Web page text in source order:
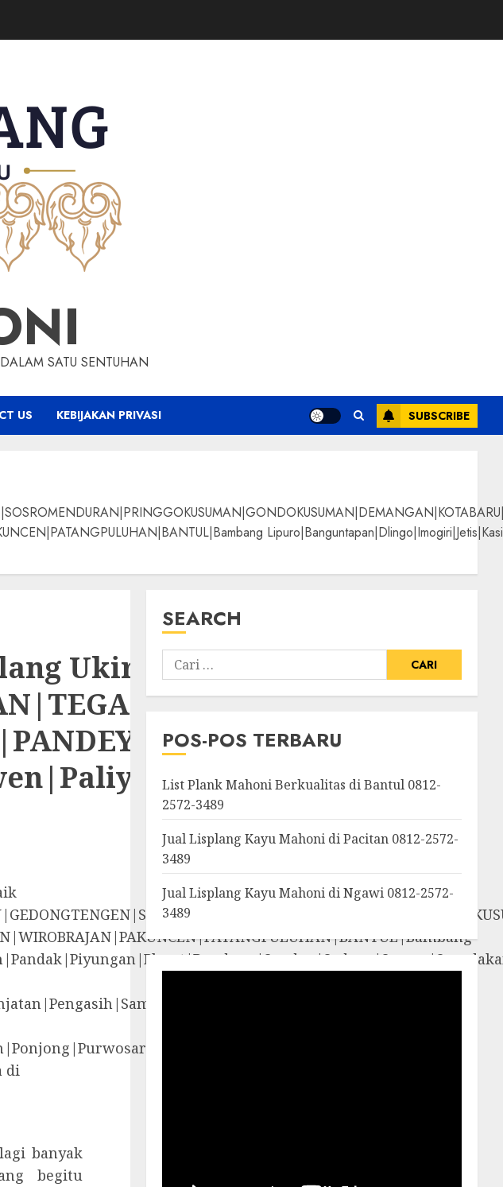
SATU SENTUHAN
US KEBIJAKAN PRIVASI SUBSCRIBE
Ukiran Kayu Jati Terbaik
di
banyak
begitu
SEARCH
POS-POS TERBARU
List Plank Mahoni Berkualitas di Bantul 0812-
2572-3489
Jual Lisplang Kayu Mahoni di Pacitan 0812-2572-
3489
Jual Lisplang Kayu Mahoni di Ngawi 0812-2572-
3489